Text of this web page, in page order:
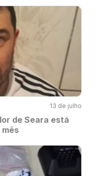
13 de julho
de Seara está
mês